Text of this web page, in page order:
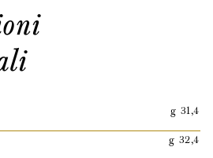
g 31,4
g 32,4